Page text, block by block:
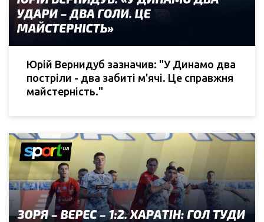
Юрій Вернидуб зазначив: "У Динамо два
постріли - два забиті м'ячі. Це справжня
майстерність."